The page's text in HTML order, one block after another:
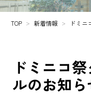
TOP 新着情報 ドミ
ドミニコ
ルのお知ら